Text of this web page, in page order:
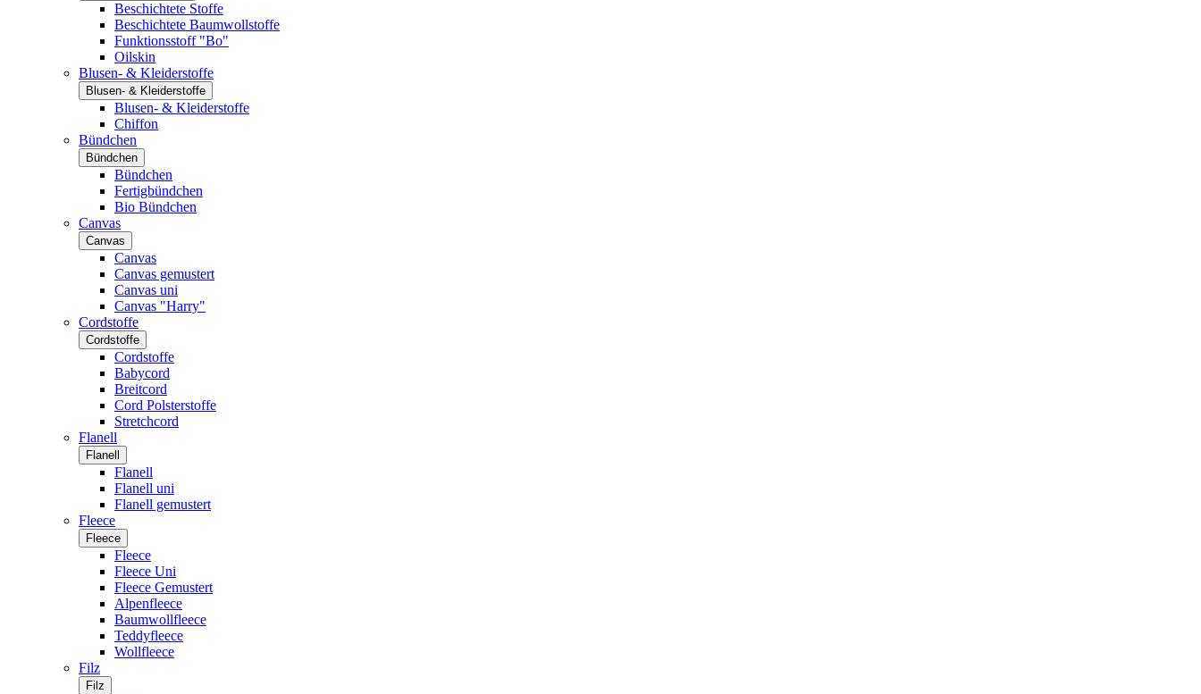
Beschichtete Stoffe
Beschichtete Baumwollstoffe
Funktionsstoff "Bo"
Oilskin
Blusen- & Kleiderstoffe
Blusen- & Kleiderstoffe
Blusen- & Kleiderstoffe
Chiffon
Bündchen
Bündchen
Bündchen
Fertigbündchen
Bio Bündchen
Canvas
Canvas
Canvas
Canvas gemustert
Canvas uni
Canvas "Harry"
Cordstoffe
Cordstoffe
Cordstoffe
Babycord
Breitcord
Cord Polsterstoffe
Stretchcord
Flanell
Flanell
Flanell
Flanell uni
Flanell gemustert
Fleece
Fleece
Fleece
Fleece Uni
Fleece Gemustert
Alpenfleece
Baumwollfleece
Teddyfleece
Wollfleece
Filz
Filz